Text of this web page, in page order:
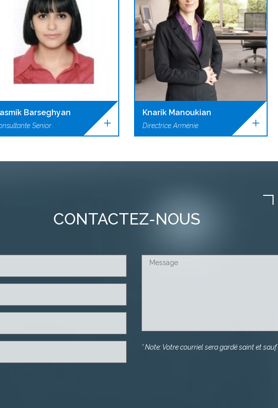
Barseghyan
Senior
Knarik Manoukian
Directrice Arménie
CONTACTEZ-NOUS
*Note: Votre courriel sera gardé saint et sauf.